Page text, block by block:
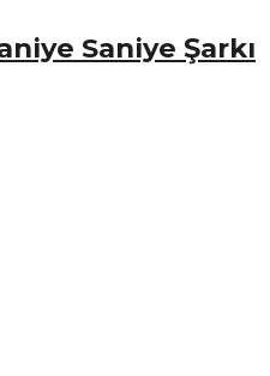
Saniye Şarkı